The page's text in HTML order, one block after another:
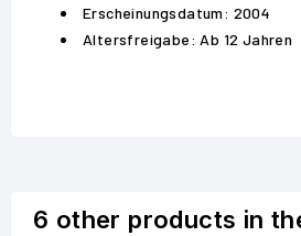
Erscheinungsdatum: 2004
Altersfreigabe: Ab 12 Jahren
6 other products in